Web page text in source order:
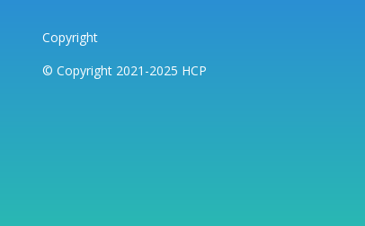
Copyright
© Copyright 2021-2025 HCP